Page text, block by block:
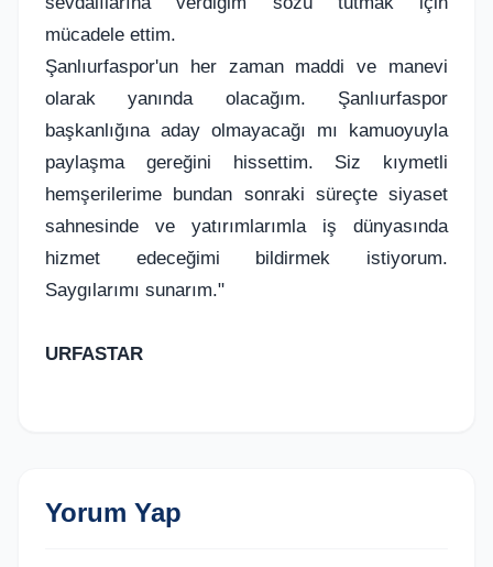
mücadele ettim.
Şanlıurfaspor'un her zaman maddi ve manevi
olarak yanında olacağım. Şanlıurfaspor
başkanlığına aday olmayacağı mı kamuoyuyla
paylaşma gereğini hissettim. Siz kıymetli
hemşerilerime bundan sonraki süreçte siyaset
sahnesinde ve yatırımlarımla iş dünyasında
hizmet edeceğimi bildirmek istiyorum.
Saygılarımı sunarım."
URFASTAR
Yorum Yap